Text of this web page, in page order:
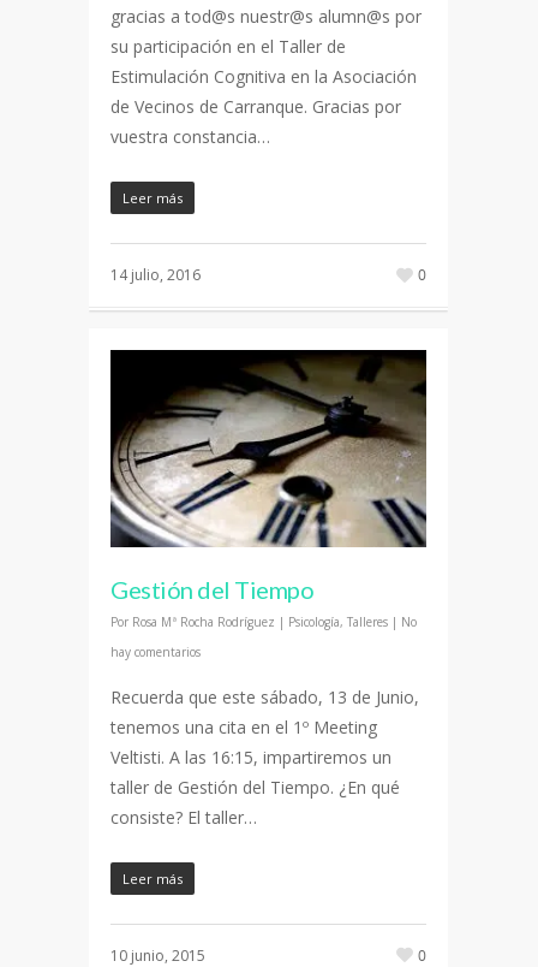
gracias a tod@s nuestr@s alumn@s por
su participación en el Taller de
Estimulación Cognitiva en la Asociación
de Vecinos de Carranque. Gracias por
vuestra constancia…
Leer más
14 julio, 2016 0
Gestión del Tiempo
Por Rosa Mª Rocha Rodríguez | Psicología, Talleres | No
hay comentarios
Recuerda que este sábado, 13 de Junio,
tenemos una cita en el 1º Meeting
Veltisti. A las 16:15, impartiremos un
taller de Gestión del Tiempo. ¿En qué
consiste? El taller…
Leer más
10 junio, 2015 0